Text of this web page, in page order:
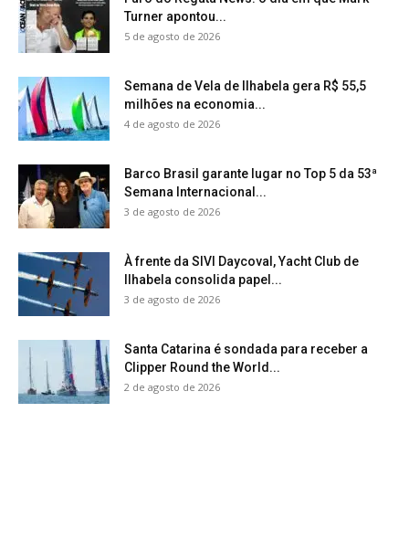
Turner apontou...
5 de agosto de 2026
Semana de Vela de Ilhabela gera R$ 55,5
milhões na economia...
4 de agosto de 2026
Barco Brasil garante lugar no Top 5 da 53ª
Semana Internacional...
3 de agosto de 2026
À frente da SIVI Daycoval, Yacht Club de
Ilhabela consolida papel...
3 de agosto de 2026
Santa Catarina é sondada para receber a
Clipper Round the World...
2 de agosto de 2026